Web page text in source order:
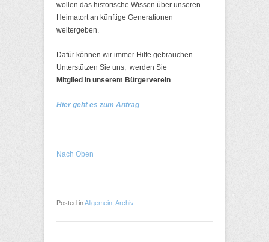
wollen das historische Wissen über unseren
Heimatort an künftige Generationen
weitergeben.
Dafür können wir immer Hilfe gebrauchen.
Unterstützen Sie uns, werden Sie
Mitglied in unserem Bürgerverein.
Hier geht es zum Antrag
Nach Oben
Posted inAllgemein Archiv